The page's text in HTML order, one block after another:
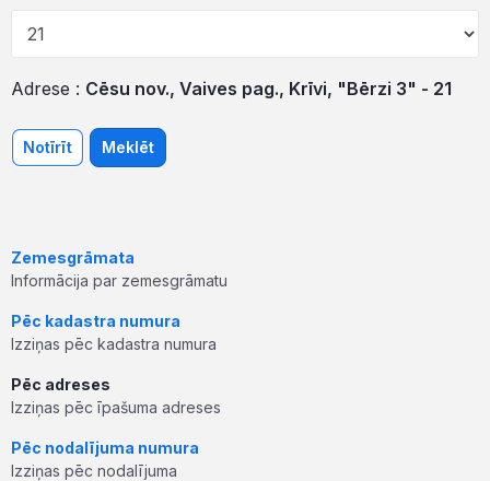
Adrese : Cēsu nov., Vaives pag., Krīvi, "Bērzi 3" - 21
Notīrīt Meklēt
Zemesgrāmata
Informācija par zemesgrāmatu
Pēc kadastra numura
Izziņas pēc kadastra numura
Pēc adreses
Izziņas pēc īpašuma adreses
Pēc nodalījuma numura
Izziņas pēc nodalījuma